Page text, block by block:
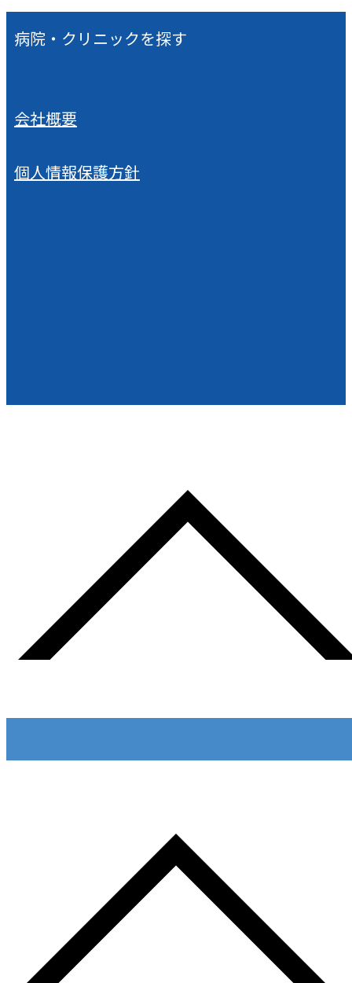
病院・クリニックを探す
会社概要
個人情報保護方針